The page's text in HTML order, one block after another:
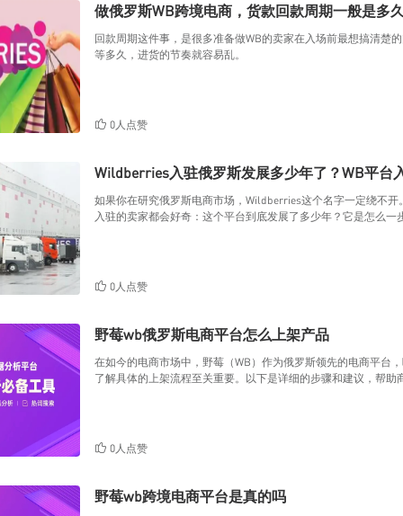
做俄罗斯WB跨境电商，货款回款周期一般是多
回款周期这件事，是很多准备做WB的卖家在入场前最想搞清楚
等多久，进货的节奏就容易乱。
0人点赞
Wildberries入驻俄罗斯发展多少年了？WB平台
如果你在研究俄罗斯电商市场，Wildberries这个名字一定绕不
入驻的卖家都会好奇：这个平台到底发展了多少年？它是怎么一
0人点赞
野莓wb俄罗斯电商平台怎么上架产品
在如今的电商市场中，野莓（WB）作为俄罗斯领先的电商平台
了解具体的上架流程至关重要。以下是详细的步骤和建议，帮助
0人点赞
野莓wb跨境电商平台是真的吗